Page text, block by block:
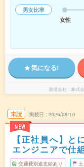
男女比率
女性
気になる!
派遣会社 株式
未読
NEW
掲載日 2026/08/10
【正社員へ】と
エンジニアで仕
交通費別途支給あり